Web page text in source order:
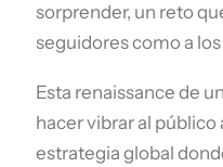
sorprender, un reto
seguidores como a
Esta renaissance de
hacer vibrar al
estrategia global